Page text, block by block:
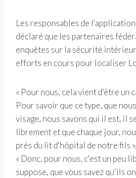
Les responsables de
déclaré que les partenaires
enquêtes sur la sécurité
efforts en cours pour localiser
« Pour nous, cela vient d'être un
Pour savoir que ce type, que
visage, nous savons qui il est, il
librement et que chaque jour,
près du lit d'hôpital de notre fils
« Donc, pour nous, c'est un peu
suppose, que vous savez qu'ils